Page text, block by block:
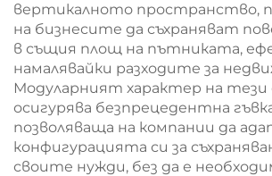
вертикалното пространство,
на бизнесите да съхраняват
в същия площ на пътниката,
намалявайки разходите за
Модуларният характер на
осигурява безпрецедентна
позволяваща на компании да
конфигурацията си за
своите нужди, без да е